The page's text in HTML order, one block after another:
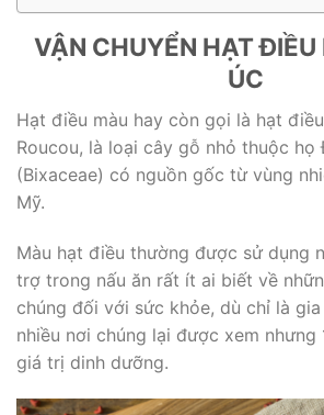
VẬN CHUYỂN HẠT
ÚC
Hạt điều màu hay còn gọi là hạt
Roucou, là loại cây gỗ nhỏ thuộc họ
(Bixaceae) có nguồn gốc từ vùng
Mỹ.
Màu hạt điều thường được sử dụng
trợ trong nấu ăn rất ít ai biết về
chúng đối với sức khỏe, dù chỉ là
nhiều nơi chúng lại được xem nhưng
giá trị dinh dưỡng.